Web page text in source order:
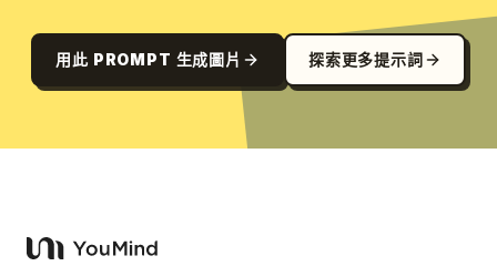
用此 PROMPT 生成圖片 探索更多提示詞